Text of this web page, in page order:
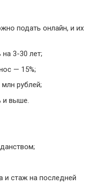
подать онлайн, и их
3-30 лет;
— 15%;
рублей;
и выше.
стаж на последней